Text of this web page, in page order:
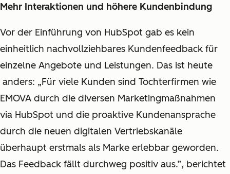
Mehr Interaktionen und höhere Kundenbindung
Vor der Einführung von HubSpot gab es kein
einheitlich nachvollziehbares Kundenfeedback für
einzelne Angebote und Leistungen. Das ist heute
anders: „Für viele Kunden sind Tochterfirmen wie
EMOVA durch die diversen Marketingmaßnahmen
via HubSpot und die proaktive Kundenansprache
durch die neuen digitalen Vertriebskanäle
überhaupt erstmals als Marke erlebbar geworden.
Das Feedback fällt durchweg positiv aus.”, berichtet